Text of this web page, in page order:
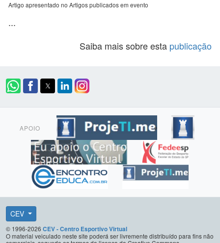
Artigo apresentado no Artigos publicados em evento
...
Saiba mais sobre esta publicação
APOIO
CEV
© 1996-2026 CEV - Centro Esportivo Virtual
O material veiculado neste site poderá ser livremente distribuído para fins não